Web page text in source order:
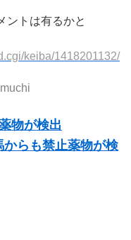
ントは有るかと
keiba/1418201132/
物が検出
からも禁止薬物が検